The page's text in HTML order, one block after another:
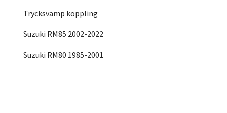
Trycksvamp koppling
Suzuki RM85 2002-2022
Suzuki RM80 1985-2001